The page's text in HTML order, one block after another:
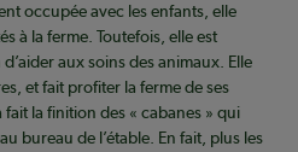
occupée avec les enfants, elle
à la ferme. Toutefois, elle est
aux soins des animaux. Elle
et fait profiter la ferme de ses
fait la finition des « cabanes » qui
bureau de l’étable. En fait, plus les